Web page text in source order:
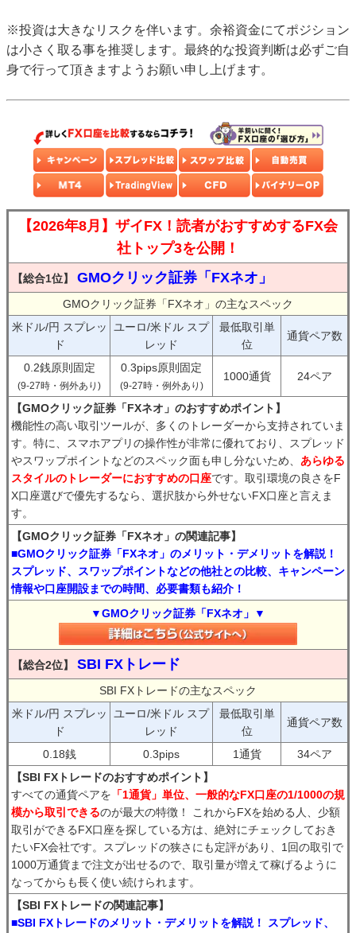
※投資は大きなリスクを伴います。余裕資金にてポジション
は小さく取る事を推奨します。最終的な投資判断は必ずご自
身で行って頂きますようお願い申し上げます。
【2026年8月】ザイFX！読者がおすすめするFX会
社トップ3を公開！
【総合1位】 GMOクリック証券「FXネオ」
GMOクリック証券「FXネオ」の主なスペック
米ドル/円 スプレッ
ド
ユーロ/米ドル スプ
レッド
最低取引単
位
通貨ペア数
0.2銭原則固定
(9-27時・例外あり)
0.3pips原則固定
(9-27時・例外あり)
1000通貨 24ペア
【GMOクリック証券「FXネオ」のおすすめポイント】
機能性の高い取引ツールが、多くのトレーダーから支持されていま
す。特に、スマホアプリの操作性が非常に優れており、スプレッド
やスワップポイントなどのスペック面も申し分ないため、 あらゆる
スタイルのトレーダーにおすすめの口座です。取引環境の良さをF
X口座選びで優先するなら、選択肢から外せないFX口座と言えま
す。
【GMOクリック証券「FXネオ」の関連記事】
■GMOクリック証券「FXネオ」のメリット・デメリットを解説！
スプレッド、スワップポイントなどの他社との比較、キャンペーン
情報や口座開設までの時間、必要書類も紹介！
▼GMOクリック証券「FXネオ」▼
【総合2位】 SBI FXトレード
SBI FXトレードの主なスペック
米ドル/円 スプレッ
ド
ユーロ/米ドル スプ
レッド
最低取引単
位
通貨ペア数
0.18銭 0.3pips 1通貨
34ペア
【SBI FXトレードのおすすめポイント】
すべての通貨ペアを 「1通貨」単位、一般的なFX口座の1/1000の規
模から取引できるのが最大の特徴！ これからFXを始める人、少額
取引ができるFX口座を探している方は、絶対にチェックしておき
たいFX会社です。スプレッドの狭さにも定評があり、1回の取引で
1000万通貨まで注文が出せるので、取引量が増えて稼げるように
なってからも長く使い続けられます。
【SBI FXトレードの関連記事】
■SBI FXトレードのメリット・デメリットを解説！ スプレッド、